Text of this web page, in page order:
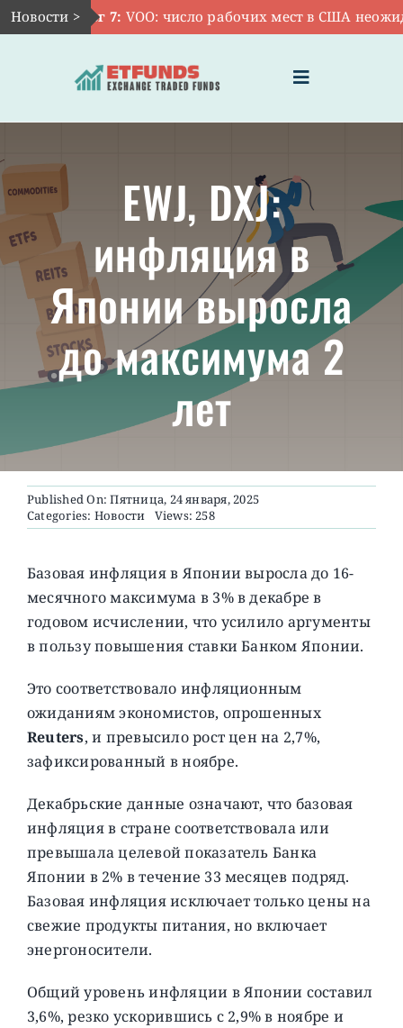
Skip
to
Новости >Авг 7:VOO: число рабочих мест в США
Toggle
Navigation
ЧТО ТАКОЕ ETF
ИНВЕСТИЦИИ В ETF
ТЕМАТИЧЕСКИЕ ETF
АКТУАЛЬНЫЕ
О ПРОЕКТЕ
EWJ, DXJ:
инфляция в
Японии выросла
до максимума 2
лет
Published On: Пятница, 24 января, 2025
Categories: Новости Views: 258
Базовая инфляция в Японии выросла до 16-
месячного максимума в 3% в декабре в
годовом исчислении, что усилило аргументы
в пользу повышения ставки Банком Японии.
Это соответствовало инфляционным
ожиданиям экономистов, опрошенных
Reuters, и превысило рост цен на 2,7%,
зафиксированный в ноябре.
Декабрьские данные означают, что базовая
инфляция в стране соответствовала или
превышала целевой показатель Банка
Японии в 2% в течение 33 месяцев подряд.
Базовая инфляция исключает только цены на
свежие продукты питания, но включает
энергоносители.
Общий уровень инфляции в Японии составил
3,6%, резко ускорившись с 2,9% в ноябре и